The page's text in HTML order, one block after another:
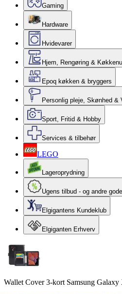
Gaming
Hardware
Hvidevarer
Hjem, Rengøring &
Epoq køkken & bryggers
Personlig pleje, Skønhed &
Sport, Fritid & Hobby
Services & tilbehør
LEGO
Lageroprydning
Ugens tilbud - og andre
Elgigantens Kundeklub
Elgiganten Erhverv
Wallet Cover 3-kort Samsung Galaxy